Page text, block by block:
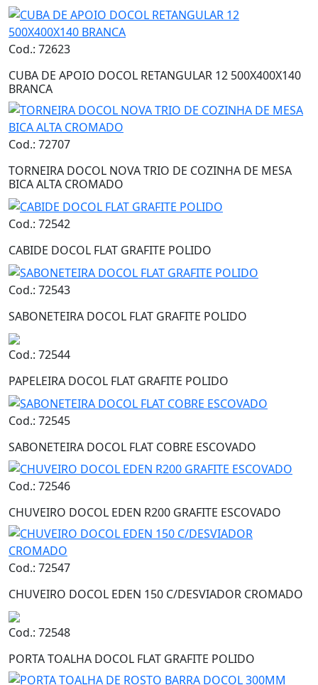
Cod.: 72623
CUBA DE APOIO DOCOL RETANGULAR 12 500X400X140
BRANCA
Cod.: 72707
TORNEIRA DOCOL NOVA TRIO DE COZINHA DE MESA
BICA ALTA CROMADO
Cod.: 72542
CABIDE DOCOL FLAT GRAFITE POLIDO
Cod.: 72543
SABONETEIRA DOCOL FLAT GRAFITE POLIDO
Cod.: 72544
PAPELEIRA DOCOL FLAT GRAFITE POLIDO
Cod.: 72545
SABONETEIRA DOCOL FLAT COBRE ESCOVADO
Cod.: 72546
CHUVEIRO DOCOL EDEN R200 GRAFITE ESCOVADO
Cod.: 72547
CHUVEIRO DOCOL EDEN 150 C/DESVIADOR CROMADO
Cod.: 72548
PORTA TOALHA DOCOL FLAT GRAFITE POLIDO